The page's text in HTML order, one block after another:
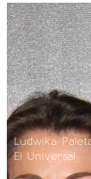
Ludwika
El Universal